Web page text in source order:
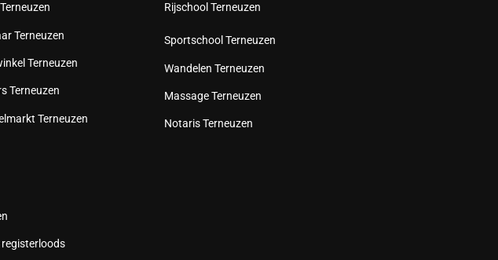
Terneuzen
Terneuzen
Terneuzen
Terneuzen
Rijschool Terneuzen
Sportschool Terneuzen
Wandelen Terneuzen
Massage Terneuzen
Notaris Terneuzen
registerloods